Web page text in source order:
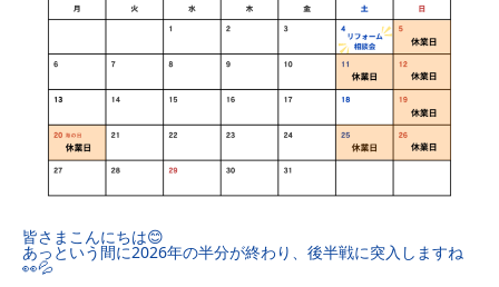
皆さまこんにちは😊
あっという間に2026年の半分が終わり、後半戦に突入しますね
👀💦